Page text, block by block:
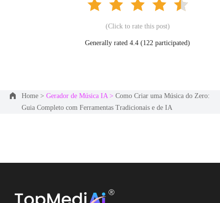
(Click to rate this post)
Generally rated 4.4 (122 participated)
Home > Gerador de Música IA > Como Criar uma Música do Zero:
Guia Completo com Ferramentas Tradicionais e de IA